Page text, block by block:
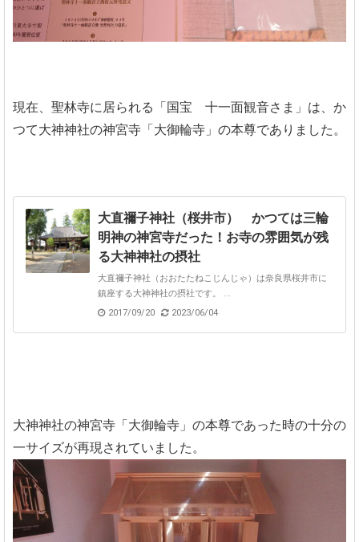
現在、聖林寺に居られる「国宝 十一面観音さま」は、か
つて大神神社の神宮寺「大御輪寺」の本尊でありました。
大直禰子神社（桜井市） かつては三輪
明神の神宮寺だった！お寺の雰囲気が残
る大神神社の摂社
大直禰子神社（おおたたねこじんじゃ）は奈良県桜井市に
鎮座する大神神社の摂社です。 ...
2017/09/20
2023/06/04
大神神社の神宮寺「大御輪寺」の本尊であった時の十分の
一サイズが再現されていました。